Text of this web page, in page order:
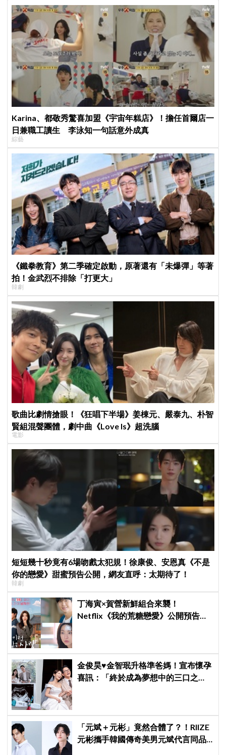
Karina、都敬秀驚喜加盟《宇宙年糕店》！擔任首爾店一
日兼職工讀生 李泳知一句話意外成真
綜藝
《鐵拳教育》第二季確定啟動，原著還有「未爆彈」等著
拍！金武烈不排除「打更大」
韓劇
歌曲比劇情搶眼！《狂唱下半場》姜棟元、嚴泰九、朴智
賢組混聲團體，劇中曲《Love Is》超洗腦
電影
短短幾十秒竟有6場吻戲太犯規！徐康俊、安恩真《不是
你的戀愛》甜蜜預告公開，網友直呼：太期待了！
韓劇
丁海寅×賀營新鮮組合來襲！
Netflix《我的荒糖戀愛》公開預告，
金俊昊♥金智珉升格準爸媽！宣布懷孕
喜訊：「終於成為夢想中的三口之
「元斌＋元彬」竟然合體了？！RIIZE
元彬攜手韓國傳奇美男元斌代言同品